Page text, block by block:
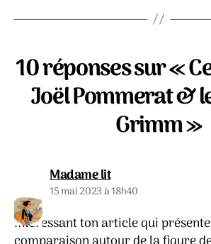
10 réponses sur «
Joël Pommerat &
Grimm »
Madame litdit :
15 mai 2023 à 18h40
Intéressant ton article qui